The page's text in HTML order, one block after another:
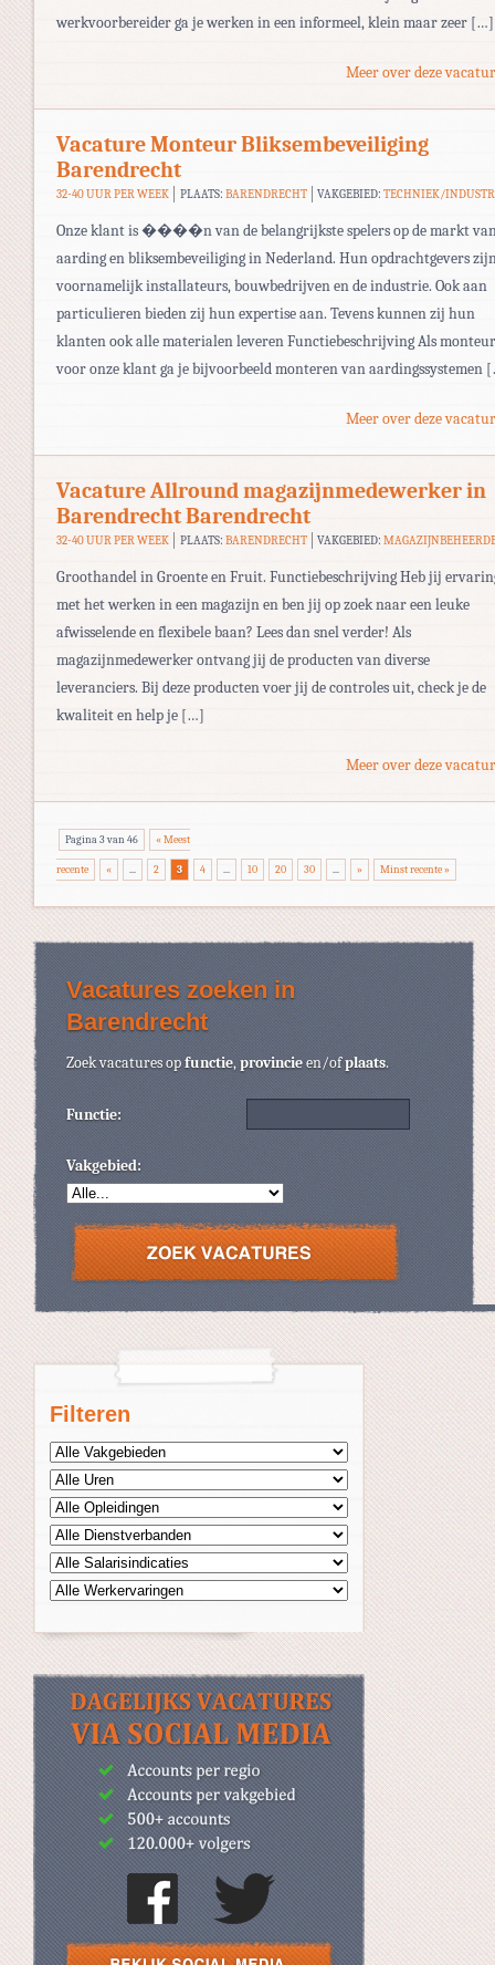
Filteren
werkvoorbereider ga je werken in een informeel, klein maar zeer […]
Meer over deze
Vacature Monteur Bliksembeveiliging
Barendrecht
32-40 UUR PER WEEK PLAATS: BARENDRECHT VAKGEBIED:TECHNIEK/
Onze klant is ����n van de belangrijkste spelers op de markt
aarding en bliksembeveiliging in Nederland. Hun opdrachtgevers
voornamelijk installateurs, bouwbedrijven en de industrie. Ook aan
particulieren bieden zij hun expertise aan. Tevens kunnen zij hun
klanten ook alle materialen leveren Functiebeschrijving Als monteur
voor onze klant ga je bijvoorbeeld monteren van aardingssystemen
Meer over deze
Vacature Allround magazijnmedewerker in
Barendrecht Barendrecht
32-40 UUR PER WEEK PLAATS: BARENDRECHT VAKGEBIED:
Groothandel in Groente en Fruit. Functiebeschrijving Heb jij
met het werken in een magazijn en ben jij op zoek naar een leuke
afwisselende en flexibele baan? Lees dan snel verder! Als
magazijnmedewerker ontvang jij de producten van diverse
leveranciers. Bij deze producten voer jij de controles uit, check je de
kwaliteit en help je […]
Meer over deze
Pagina 3 van 46 « Meest
recente « ... 2 3 4 ... 10 20 30 ... » Minst recente »
Vacatures zoeken in
Barendrecht
Zoek vacatures opfunctie,provincieen/ofplaats.
Functie:
Vakgebied: